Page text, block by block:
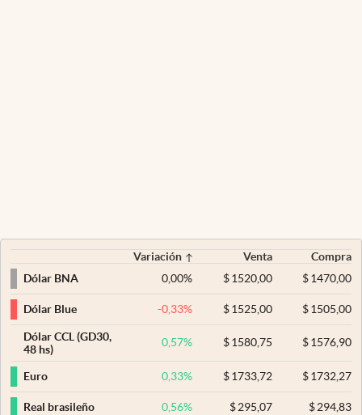
Variación Venta
Compra
Dólar BNA
0,00% $ 1520,00 $1470,00
Dólar Blue -0,33% $ 1525,00 $1505,00
Dólar CCL (GD30,
48 hs)
0,57% $ 1580,75 $1576,90
Euro 0,33% $ 1733,72 $1732,27
Real brasileño 0,56% $ 295,07 $294,83